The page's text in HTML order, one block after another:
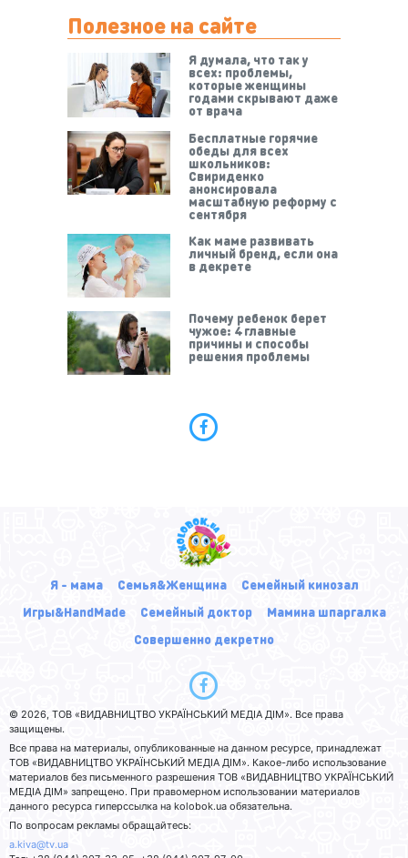
Полезное на сайте
Я думала, что так у
всех: проблемы,
которые женщины
годами скрывают даже
от врача
Бесплатные горячие
обеды для всех
школьников:
Свириденко
анонсировала
масштабную реформу с
сентября
Как маме развивать
личный бренд, если она
в декрете
Почему ребенок берет
чужое: 4 главные
причины и способы
решения проблемы
Я - мама Семья&Женщина
Семейный кинозал
Игры&HandMade
Семейный доктор
Мамина шпаргалка
Совершенно декретно
© 2026, ТОВ «ВИДАВНИЦТВО УКРАЇНСЬКИЙ МЕДІА ДІМ». Все права
защищены.
Все права на материалы, опубликованные на данном ресурсе, принадлежат
ТОВ «ВИДАВНИЦТВО УКРАЇНСЬКИЙ МЕДІА ДІМ». Какое-либо использование
материалов без письменного разрешения ТОВ «ВИДАВНИЦТВО УКРАЇНСЬКИЙ
МЕДІА ДІМ» запрещено. При правомерном использовании материалов
данного ресурса гиперссылка на kolobok.ua обязательна.
По вопросам рекламы обращайтесь:
a.kiva@tv.ua